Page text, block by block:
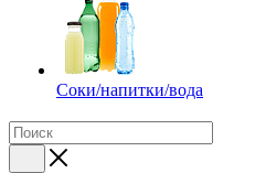
Соки/напитки/вода